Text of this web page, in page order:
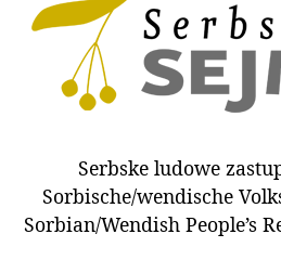
PROTOKOLE /
DARY
WÓTPÓSŁAŃCY
HUBĚRKI
Serbske ludowe
Sorbische/wendische
Sorbian/Wendish People’s